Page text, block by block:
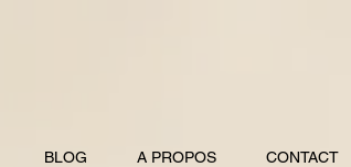
BLOG A PROPOS CONTACT